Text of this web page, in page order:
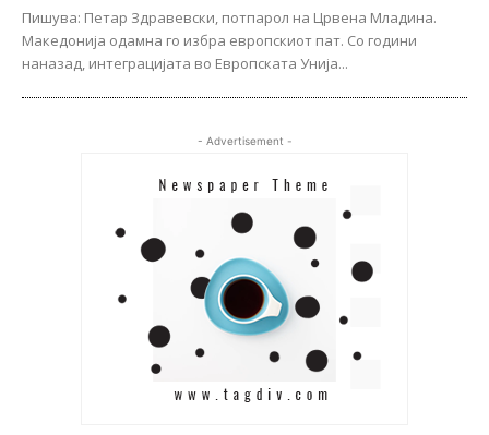
Пишува: Петар Здравевски, потпарол на Црвена Младина.
Македонија одамна го избра европскиот пат. Со години
наназад, интеграцијата во Европската Унија...
- Advertisement -